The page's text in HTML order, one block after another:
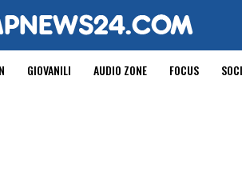
GIOVANILI AUDIO ZONE FOCUS